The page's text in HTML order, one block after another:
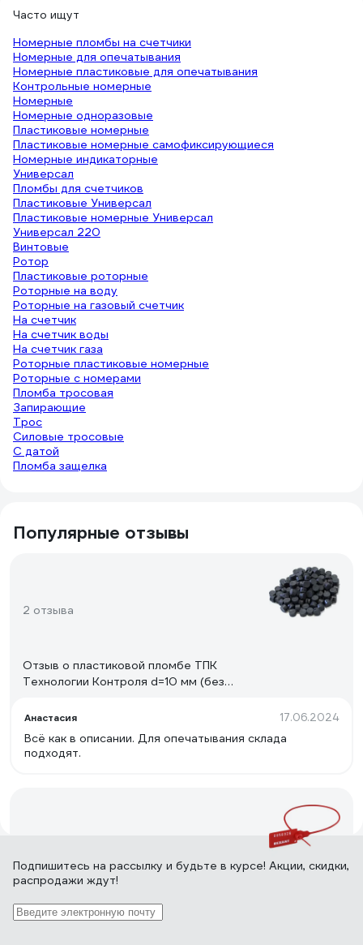
Часто ищут
Номерные пломбы на счетчики
Номерные для опечатывания
Номерные пластиковые для опечатывания
Контрольные номерные
Номерные
Номерные одноразовые
Пластиковые номерные
Пластиковые номерные самофиксирующиеся
Номерные индикаторные
Универсал
Пломбы для счетчиков
Пластиковые Универсал
Пластиковые номерные Универсал
Универсал 220
Винтовые
Ротор
Пластиковые роторные
Роторные на воду
Роторные на газовый счетчик
На счетчик
На счетчик воды
На счетчик газа
Роторные пластиковые номерные
Роторные с номерами
Пломба тросовая
Запирающие
Трос
Силовые тросовые
С датой
Пломба защелка
Популярные отзывы
2 отзыва
Отзыв о пластиковой пломбе ТПК
Технологии Контроля d=10 мм (без
Анастасия 17.06.2024
Всё как в описании. Для опечатывания склада
подходят.
мм красная 07-6131
Подпишитесь на рассылку и будьте в курсе! Акции, скидки,
распродажи ждут!